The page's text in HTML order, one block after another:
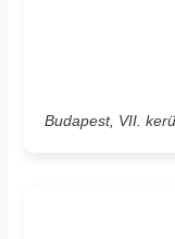
Budapest, VII.